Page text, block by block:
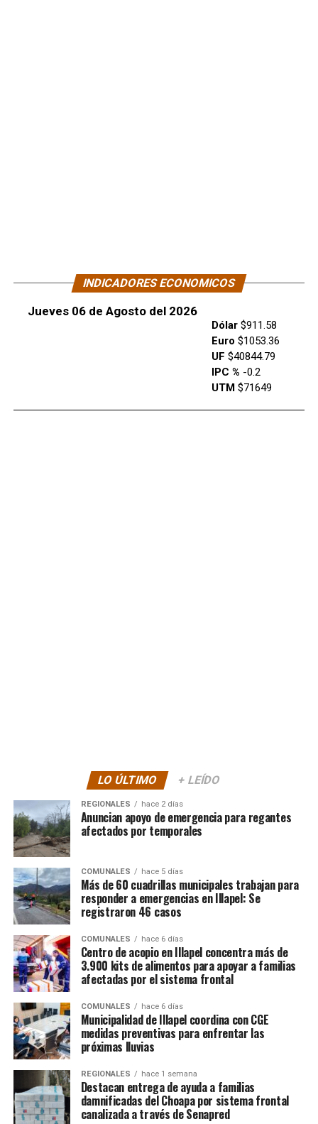
INDICADORES ECONOMICOS
Jueves 06 de Agosto del 2026
Dólar$911.58
Euro $1053.36
UF $40844.79
IPC % -0.2
UTM $71649
LO ÚLTIMO + LEÍDO
REGIONALES hace 2 días
Anuncian apoyo de emergencia para regantes
afectados por temporales
COMUNALES hace 5 días
Más de 60 cuadrillas municipales trabajan para
responder a emergencias en Illapel: Se
registraron 46 casos
COMUNALES hace 6 días
Centro de acopio en Illapel concentra más de
3.900 kits de alimentos para apoyar a familias
afectadas por el sistema frontal
COMUNALES hace 6 días
Municipalidad de Illapel coordina con CGE
medidas preventivas para enfrentar las
próximas lluvias
REGIONALES hace 1 semana
Destacan entrega de ayuda a familias
damnificadas del Choapa por sistema frontal
canalizada a través de Senapred